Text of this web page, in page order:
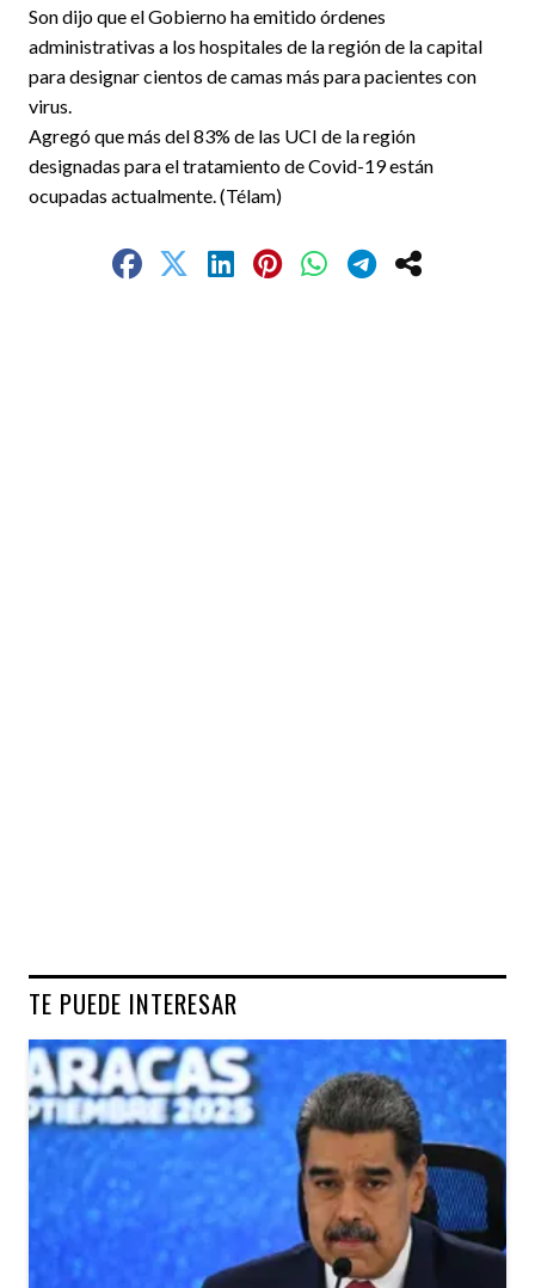
Son dijo que el Gobierno ha emitido órdenes
administrativas a los hospitales de la región de la capital
para designar cientos de camas más para pacientes con
virus.
Agregó que más del 83% de las UCI de la región
designadas para el tratamiento de Covid-19 están
ocupadas actualmente. (Télam)
TE PUEDE INTERESAR